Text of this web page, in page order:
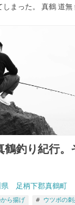
しまった。 真鶴 道
鶴釣り紀行。
足柄下郡真鶴町
ら揚げ ウツボの刺